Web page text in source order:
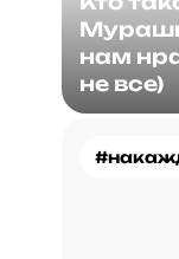
нам
не все)